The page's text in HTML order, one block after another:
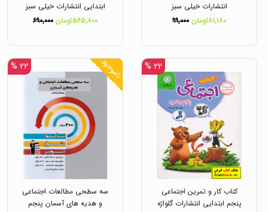
انتشارات خیلی سبز
۸۱,۱۸۰تومان
۹۹,۰۰۰
ابتدایی انتشارات خیلی سبز
۵۶۵,۸۰۰تومان
۶۹۰,۰۰۰
۲۲ %
کتاب کار و تمرین اجتماعی
پنجم ابتدایی انتشارات گلواژه
ناموجود ۲۲ %
سه سطحی مطالعات اجتماعی
و هدیه های آسمان پنجم